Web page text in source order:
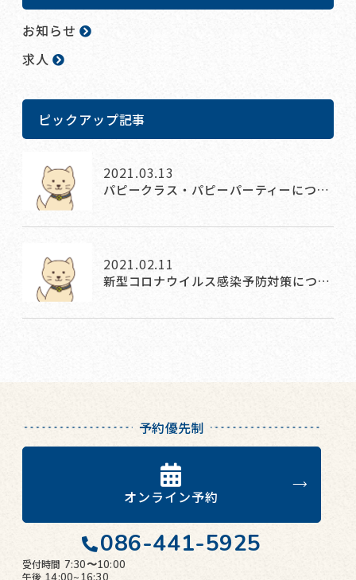
お知らせ
求人
ピックアップ記事
2021.03.13
パピークラス・パピーパーティーにつ…
2021.02.11
新型コロナウイルス感染予防対策につ…
予約優先制
オンライン予約
086-441-5925
受付時間 7:30〜10:00
午後